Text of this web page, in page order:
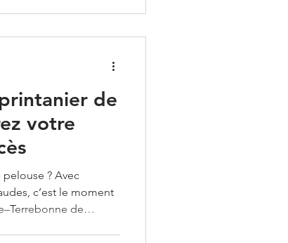
avant le 24 juin.
de
votre
? Avec
c’est le moment
de